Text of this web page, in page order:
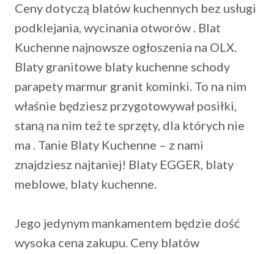
Ceny dotyczą blatów kuchennych bez usługi
podklejania, wycinania otworów . Blat
Kuchenne najnowsze ogłoszenia na OLX.
Blaty granitowe blaty kuchenne schody
parapety marmur granit kominki. To na nim
właśnie będziesz przygotowywał posiłki,
staną na nim też te sprzęty, dla których nie
ma . Tanie Blaty Kuchenne – z nami
znajdziesz najtaniej! Blaty EGGER, blaty
meblowe, blaty kuchenne.
Jego jedynym mankamentem będzie dość
wysoka cena zakupu. Ceny blatów